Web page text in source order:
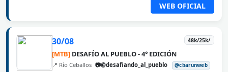
WEB OFICIAL
30/08 48k/25k/
[MTB] DESAFÍO AL PUEBLO - 4° EDICIÓN
📍 Río Ceballos 📷@desafiando_al_pueblo @cbarunweb